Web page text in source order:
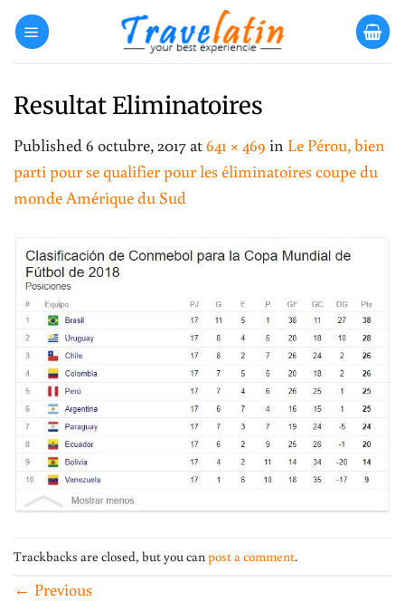
Skip
Resultat Eliminatoires
Published6 octubre, 2017at641 × 469 in Le Pérou, bien
parti pour se qualifier pour les éliminatoires coupe du
monde Amérique du Sud
Trackbacks are closed, but you canpost a comment.
← Previous